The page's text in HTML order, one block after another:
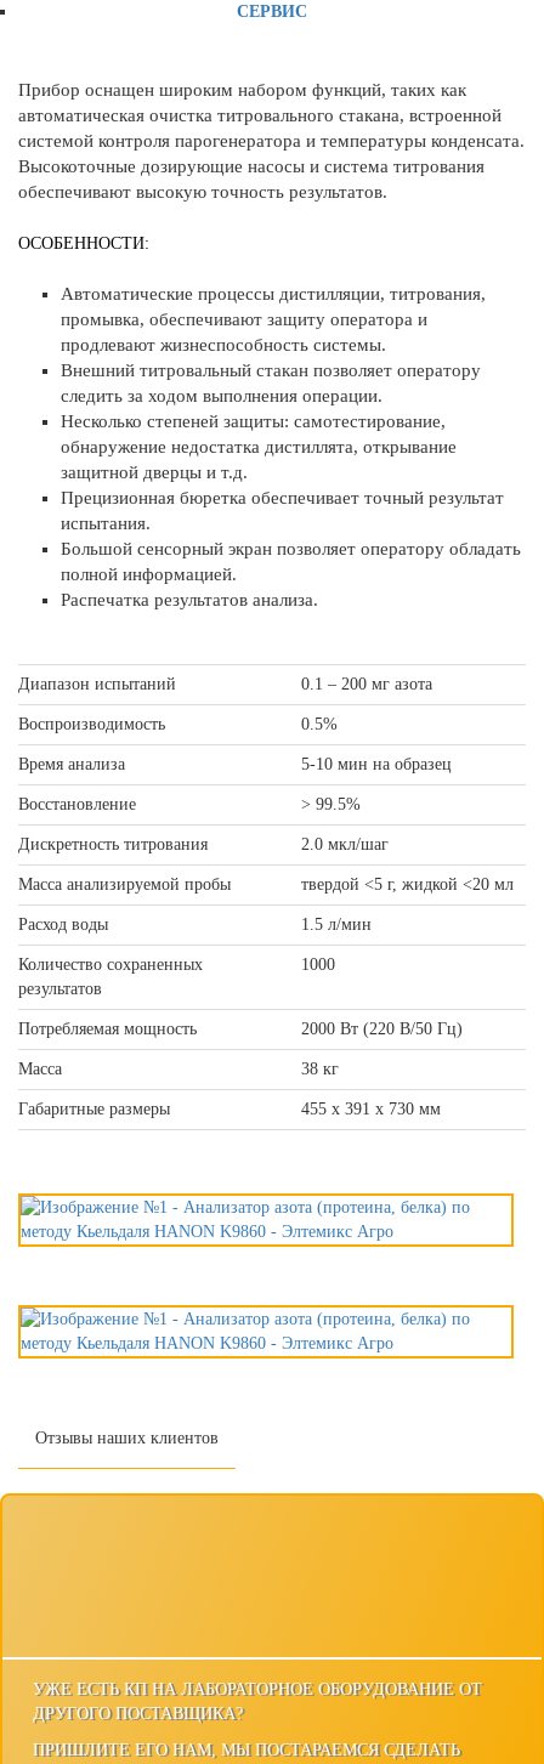
УЖЕ ЕСТЬ КП НА ЛАБОРАТОРНОЕ ОБОРУДОВАНИЕ ОТ
ДРУГОГО ПОСТАВЩИКА?
ПРИШЛИТЕ ЕГО НАМ, МЫ ПОСТАРАЕМСЯ СДЕЛАТЬ
СЕРВИС
Прибор оснащен широким набором функций, таких как
автоматическая очистка титровального стакана, встроенной
системой контроля парогенератора и температуры конденсата.
Высокоточные дозирующие насосы и система титрования
обеспечивают высокую точность результатов.
ОСОБЕННОСТИ:
Автоматические процессы дистилляции, титрования,
промывка, обеспечивают защиту оператора и
продлевают жизнеспособность системы.
Внешний титровальный стакан позволяет оператору
следить за ходом выполнения операции.
Несколько степеней защиты: самотестирование,
обнаружение недостатка дистиллята, открывание
защитной дверцы и т.д.
Прецизионная бюретка обеспечивает точный результат
испытания.
Большой сенсорный экран позволяет оператору обладать
полной информацией.
Распечатка результатов анализа.
Диапазон испытаний 0.1 – 200 мг азота
Воспроизводимость 0.5%
Время анализа 5-10 мин на образец
Восстановление > 99.5%
Дискретность титрования 2.0 мкл/шаг
Масса анализируемой пробы твердой <5 г, жидкой <20 мл
Расход воды 1.5 л/мин
Количество сохраненных
результатов
1000
Потребляемая мощность 2000 Вт (220 В/50 Гц)
Масса 38 кг
Габаритные размеры 455 x 391 x 730 мм
Отзывы наших клиентов